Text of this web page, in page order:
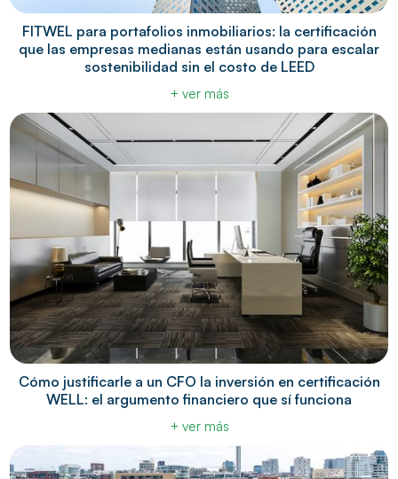
FITWEL para portafolios inmobiliarios: la certificación
que las empresas medianas están usando para escalar
sostenibilidad sin el costo de LEED
+ ver más
Cómo justificarle a un CFO la inversión en certificación
WELL: el argumento financiero que sí funciona
+ ver más